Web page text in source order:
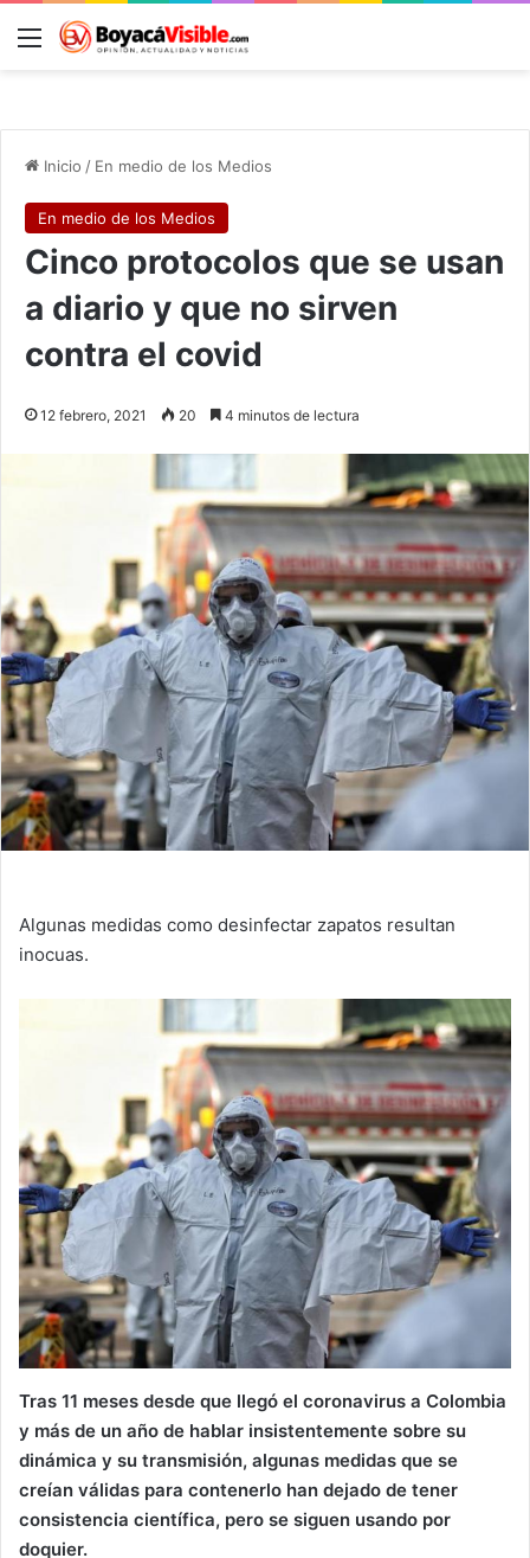
Menú
Inicio / En medio de los Medios
En medio de los Medios
Cinco protocolos que se usan
a diario y que no sirven
contra el covid
12 febrero, 2021 20 4 minutos de lectura
Algunas medidas como desinfectar zapatos resultan
inocuas.
Tras 11 meses desde que llegó el coronavirus a Colombia
y más de un año de hablar insistentemente sobre su
dinámica y su transmisión, algunas medidas que se
creían válidas para contenerlo han dejado de tener
consistencia científica, pero se siguen usando por
doquier.